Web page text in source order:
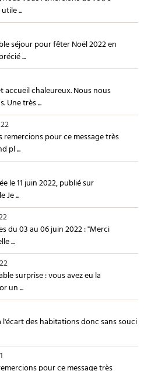
...
séjour pour fêter Noël 2022 en
...
chaleureux. Nous nous
Une très ...
pour ce message très
pl ...
le 11 juin 2022, publié sur
Je ...
du 03 au 06 juin 2022 : "Merci
...
surprise : vous avez eu la
un ...
des habitations donc sans souci